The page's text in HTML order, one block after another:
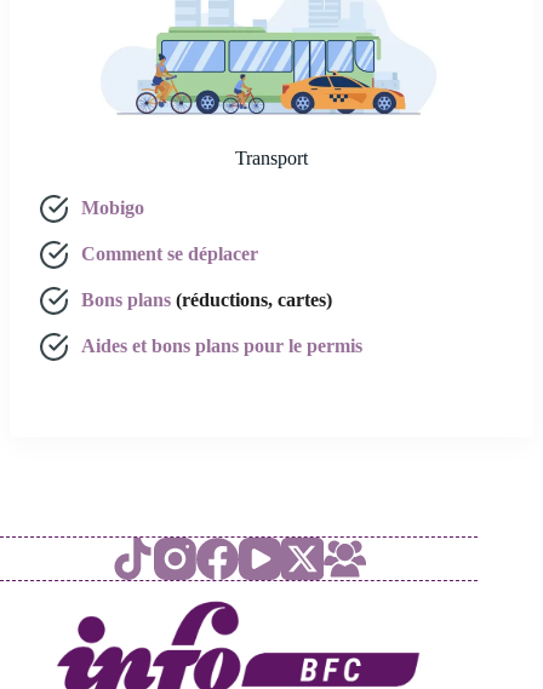
Transport
Mobigo
Comment se déplacer
Bons plans (réductions, cartes)
Aides et bons plans pour le permis